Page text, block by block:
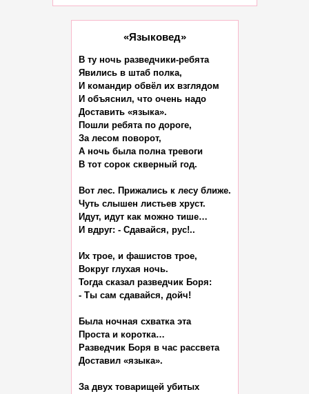
«Языковед»
В ту ночь разведчики-ребята
Явились в штаб полка,
И командир обвёл их взглядом
И объяснил, что очень надо
Доставить «языка».
Пошли ребята по дороге,
За лесом поворот,
А ночь была полна тревоги
В тот сорок скверный год.
Вот лес. Прижались к лесу ближе.
Чуть слышен листьев хруст.
Идут, идут как можно тише…
И вдруг: - Сдавайся, рус!..
Их трое, и фашистов трое,
Вокруг глухая ночь.
Тогда сказал разведчик Боря:
- Ты сам сдавайся, дойч!
Была ночная схватка эта
Проста и коротка…
Разведчик Боря в час рассвета
Доставил «языка».
За двух товарищей убитых